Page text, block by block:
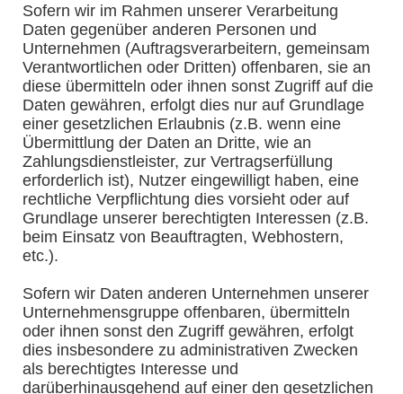
Sofern wir im Rahmen unserer Verarbeitung
Daten gegenüber anderen Personen und
Unternehmen (Auftragsverarbeitern, gemeinsam
Verantwortlichen oder Dritten) offenbaren, sie an
diese übermitteln oder ihnen sonst Zugriff auf die
Daten gewähren, erfolgt dies nur auf Grundlage
einer gesetzlichen Erlaubnis (z.B. wenn eine
Übermittlung der Daten an Dritte, wie an
Zahlungsdienstleister, zur Vertragserfüllung
erforderlich ist), Nutzer eingewilligt haben, eine
rechtliche Verpflichtung dies vorsieht oder auf
Grundlage unserer berechtigten Interessen (z.B.
beim Einsatz von Beauftragten, Webhostern,
etc.).
Sofern wir Daten anderen Unternehmen unserer
Unternehmensgruppe offenbaren, übermitteln
oder ihnen sonst den Zugriff gewähren, erfolgt
dies insbesondere zu administrativen Zwecken
als berechtigtes Interesse und
darüberhinausgehend auf einer den gesetzlichen